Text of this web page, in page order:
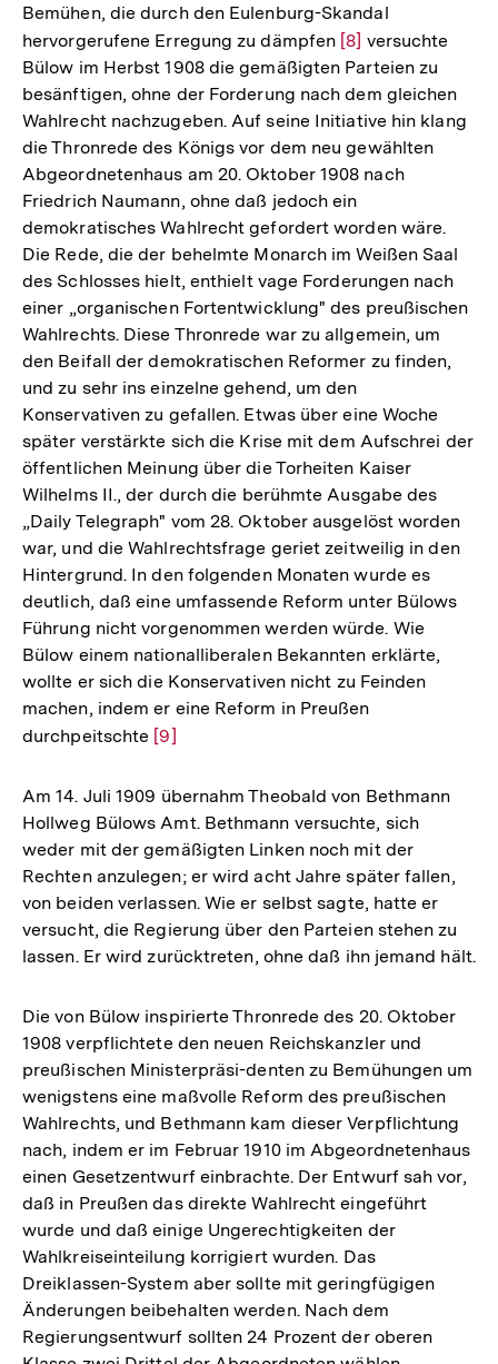
Bemühen, die durch den Eulenburg-Skandal
hervorgerufene Erregung zu dämpfen Zur
Auflösung
der
Fußnote
[8] versuchte
Bülow im Herbst 1908 die gemäßigten Parteien zu
besänftigen, ohne der Forderung nach dem gleichen
Wahlrecht nachzugeben. Auf seine Initiative hin klang
die Thronrede des Königs vor dem neu gewählten
Abgeordnetenhaus am 20. Oktober 1908 nach
Friedrich Naumann, ohne daß jedoch ein
demokratisches Wahlrecht gefordert worden wäre.
Die Rede, die der behelmte Monarch im Weißen Saal
des Schlosses hielt, enthielt vage Forderungen nach
einer „organischen Fortentwicklung" des preußischen
Wahlrechts. Diese Thronrede war zu allgemein, um
den Beifall der demokratischen Reformer zu finden,
und zu sehr ins einzelne gehend, um den
Konservativen zu gefallen. Etwas über eine Woche
später verstärkte sich die Krise mit dem Aufschrei der
öffentlichen Meinung über die Torheiten Kaiser
Wilhelms II., der durch die berühmte Ausgabe des
„Daily Telegraph" vom 28. Oktober ausgelöst worden
war, und die Wahlrechtsfrage geriet zeitweilig in den
Hintergrund. In den folgenden Monaten wurde es
deutlich, daß eine umfassende Reform unter Bülows
Führung nicht vorgenommen werden würde. Wie
Bülow einem nationalliberalen Bekannten erklärte,
wollte er sich die Konservativen nicht zu Feinden
machen, indem er eine Reform in Preußen
durchpeitschte Zur
der
Fußnote
[9]
Am 14. Juli 1909 übernahm Theobald von Bethmann
Hollweg Bülows Amt. Bethmann versuchte, sich
weder mit der gemäßigten Linken noch mit der
Rechten anzulegen; er wird acht Jahre später fallen,
von beiden verlassen. Wie er selbst sagte, hatte er
versucht, die Regierung über den Parteien stehen zu
lassen. Er wird zurücktreten, ohne daß ihn jemand hält.
Die von Bülow inspirierte Thronrede des 20. Oktober
1908 verpflichtete den neuen Reichskanzler und
preußischen Ministerpräsi-denten zu Bemühungen um
wenigstens eine maßvolle Reform des preußischen
Wahlrechts, und Bethmann kam dieser Verpflichtung
nach, indem er im Februar 1910 im Abgeordnetenhaus
einen Gesetzentwurf einbrachte. Der Entwurf sah vor,
daß in Preußen das direkte Wahlrecht eingeführt
wurde und daß einige Ungerechtigkeiten der
Wahlkreiseinteilung korrigiert wurden. Das
Dreiklassen-System aber sollte mit geringfügigen
Änderungen beibehalten werden. Nach dem
Regierungsentwurf sollten 24 Prozent der oberen